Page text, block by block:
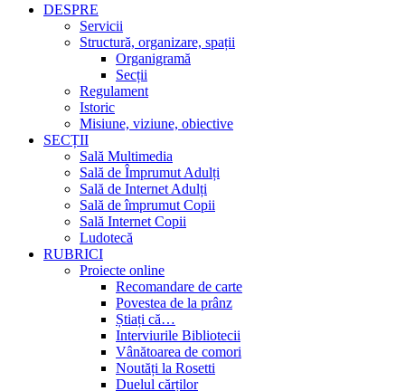
DESPRE
Servicii
Structură, organizare, spații
Organigramă
Secții
Regulament
Istoric
Misiune, viziune, obiective
SECȚII
Sală Multimedia
Sală de Împrumut Adulți
Sală de Internet Adulți
Sală de împrumut Copii
Sală Internet Copii
Ludotecă
RUBRICI
Proiecte online
Recomandare de carte
Povestea de la prânz
Știați că…
Interviurile Bibliotecii
Vânătoarea de comori
Noutăți la Rosetti
Duelul cărților